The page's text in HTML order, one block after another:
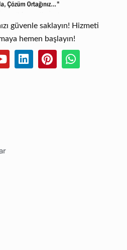
güvenle saklayın! Hizmeti
hemen başlayın!